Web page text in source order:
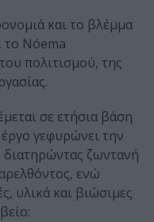
και το βλέμμα
το Nóema
πολιτισμού, της
σε ετήσια βάση
γεφυρώνει την
ζωντανή
ενώ
υλικά και βιώσιμες